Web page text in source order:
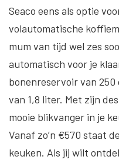
Seaco eens als optie
volautomatische
mum van tijd wel zes
automatisch voor je
bonenreservoir van
van 1,8 liter. Met zijn
mooie blikvanger in je
Vanaf zo’n €570 staat
keuken. Als jij wilt